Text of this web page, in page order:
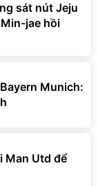
sát nút Jeju
jae hồi
Munich:
Man Utd để